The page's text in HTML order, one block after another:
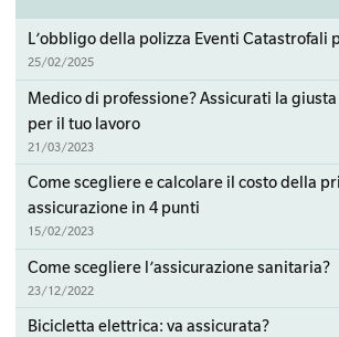
L’obbligo della polizza Eventi Catastrofali
25/02/2025
Medico di professione? Assicurati la giusta
per il tuo lavoro
21/03/2023
Come scegliere e calcolare il costo della
assicurazione in 4 punti
15/02/2023
Come scegliere l’assicurazione sanitaria?
23/12/2022
Bicicletta elettrica: va assicurata?